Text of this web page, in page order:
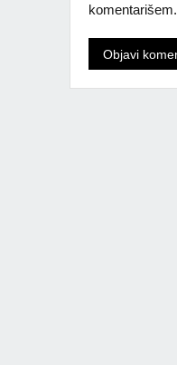
komentarišem.